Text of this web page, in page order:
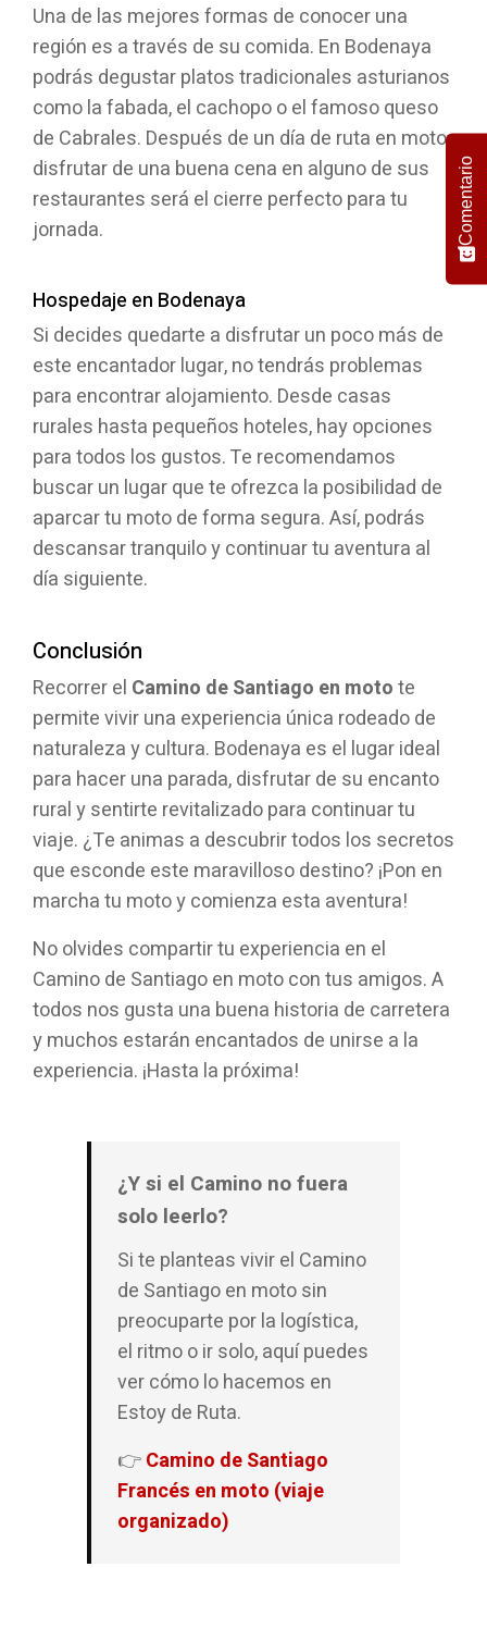
Una de las mejores formas de conocer una
región es a través de su comida. En Bodenaya
podrás degustar platos tradicionales asturianos
como la fabada, el cachopo o el famoso queso
de Cabrales. Después de un día de ruta en moto,
disfrutar de una buena cena en alguno de sus
restaurantes será el cierre perfecto para tu
jornada.
Hospedaje en Bodenaya
Si decides quedarte a disfrutar un poco más de
este encantador lugar, no tendrás problemas
para encontrar alojamiento. Desde casas
rurales hasta pequeños hoteles, hay opciones
para todos los gustos. Te recomendamos
buscar un lugar que te ofrezca la posibilidad de
aparcar tu moto de forma segura. Así, podrás
descansar tranquilo y continuar tu aventura al
día siguiente.
Conclusión
Recorrer el Camino de Santiago en motote
permite vivir una experiencia única rodeado de
naturaleza y cultura. Bodenaya es el lugar ideal
para hacer una parada, disfrutar de su encanto
rural y sentirte revitalizado para continuar tu
viaje. ¿Te animas a descubrir todos los secretos
que esconde este maravilloso destino? ¡Pon en
marcha tu moto y comienza esta aventura!
No olvides compartir tu experiencia en el
Camino de Santiago en moto con tus amigos. A
todos nos gusta una buena historia de carretera
y muchos estarán encantados de unirse a la
experiencia. ¡Hasta la próxima!
¿Y si el Camino no fuera
solo leerlo?
Si te planteas vivir el Camino
de Santiago en moto sin
preocuparte por la logística,
el ritmo o ir solo, aquí puedes
ver cómo lo hacemos en
Estoy de Ruta.
👉Camino de Santiago
Francés en moto (viaje
organizado)
Comentario